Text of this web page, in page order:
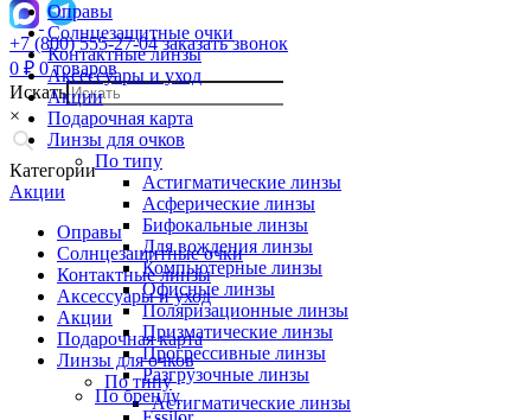
+7 (800) 555-27-04 заказать звонок
0 ₽ 0 товаров
Искать
×
Категории
Акции
Оправы
Солнцезащитные очки
Контактные линзы
Аксессуары и уход
Акции
Подарочная карта
Линзы для очков
По типу
Астигматические линзы
Оправы
Солнцезащитные очки
Контактные линзы
Аксессуары и уход
Акции
Подарочная карта
Линзы для очков
По типу
Астигматические линзы
Асферические линзы
Бифокальные линзы
Для вождения линзы
Компьютерные линзы
Офисные линзы
Поляризационные линзы
Призматические линзы
Прогрессивные линзы
Разгрузочные линзы
По бренду